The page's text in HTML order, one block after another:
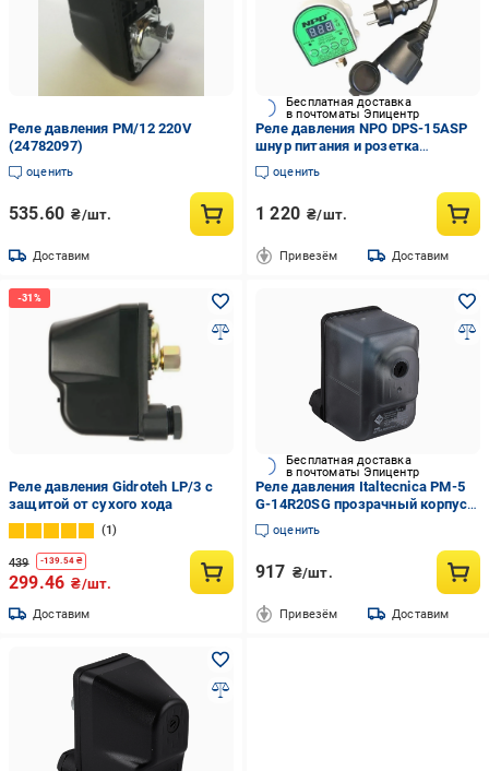
Реле давления РМ/12 220V
(24782097)
оценить
535.60 ₴/шт.
Доставим
Бесплатная доставка
в почтоматы Эпицентр
Реле давления NPO DPS-15ASP
шнур питания и розетка
(24178042)
оценить
1 220 ₴/шт.
Привезём Доставим
Реле давления Gidroteh LP/3 с
защитой от сухого хода
1
439 -139.54 ₴
299.46 ₴/шт.
Доставим
Бесплатная доставка
в почтоматы Эпицентр
Реле давления Italtecnica PM-5
G-14R20SG прозрачный корпус
20А (000031947)
оценить
917 ₴/шт.
Привезём Доставим